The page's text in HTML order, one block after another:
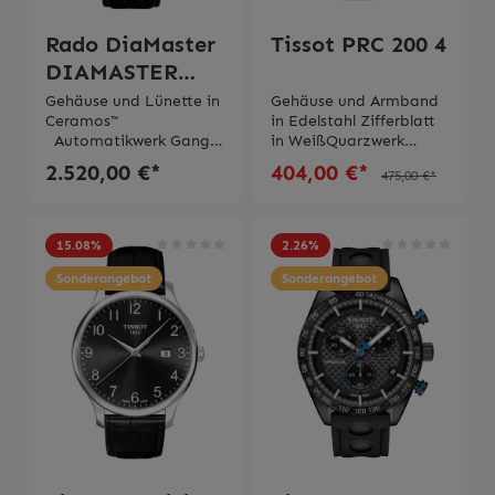
Bedienungsanleitung
Rado DiaMaster
DIAMASTER
THINLINE
AUTOMATIC
Gehäuse und Lünette in
Ceramos™
Automatikwerk Gangre
StundenWasserdichtigk
Antireflektionsbeschicht
ungSwiss Made 5 Jahre
Garantie
2.520,00 €*
Tissot PRC 200 4
Gehäuse und Armband
in Edelstahl Zifferblatt
in WeißQuarzwerk
G10.211Wasserdichtigk
Made 2 Jahre
Garantie Die Uhr wird
mit Schachtel und
originaler
Bedienungsanleitung
geliefert
404,00 €* 475,00 €*
15.08%
Sonderangebot
2.26%
Sonderangebot